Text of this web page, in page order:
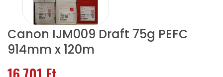
Canon IJM009 Draft 75g PEFC
914mm x 120m